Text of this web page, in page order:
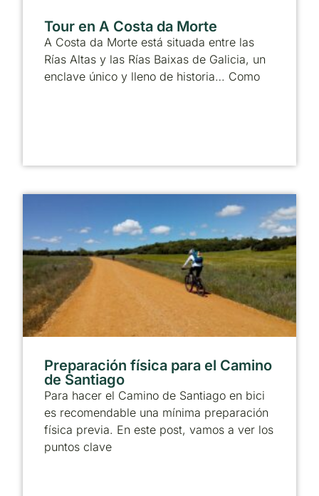
Tour en A Costa da Morte
A Costa da Morte está situada entre las
Rías Altas y las Rías Baixas de Galicia, un
enclave único y lleno de historia… Como
Preparación física para el Camino
de Santiago
Para hacer el Camino de Santiago en bici
es recomendable una mínima preparación
física previa. En este post, vamos a ver los
puntos clave